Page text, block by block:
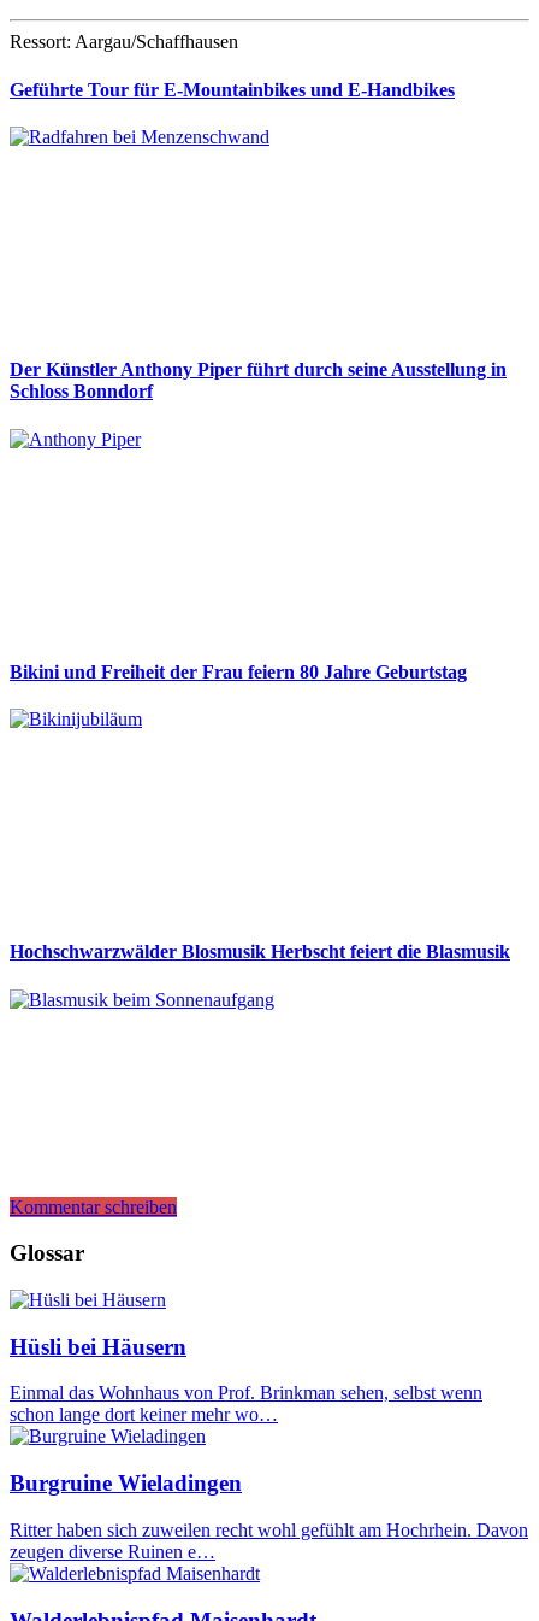
Ressort: Aargau/Schaffhausen
Geführte Tour für E-Mountainbikes und E-Handbikes
Der Künstler Anthony Piper führt durch seine Ausstellung in
Schloss Bonndorf
Bikini und Freiheit der Frau feiern 80 Jahre Geburtstag
Hochschwarzwälder Blosmusik Herbscht feiert die Blasmusik
Kommentar schreiben
Glossar
Hüsli bei Häusern
Einmal das Wohnhaus von Prof. Brinkman sehen, selbst wenn
schon lange dort keiner mehr wo…
Burgruine Wieladingen
Ritter haben sich zuweilen recht wohl gefühlt am Hochrhein. Davon
zeugen diverse Ruinen e…